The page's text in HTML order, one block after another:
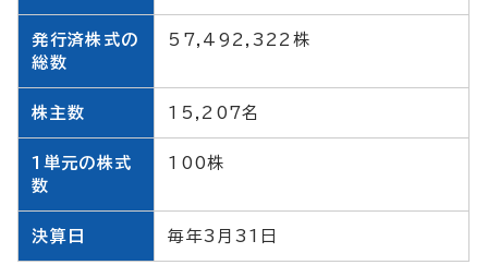
発行済株式の
総数
57,492,322株
株主数 15,207名
1単元の株式
数
100株
決算日 毎年3月31日